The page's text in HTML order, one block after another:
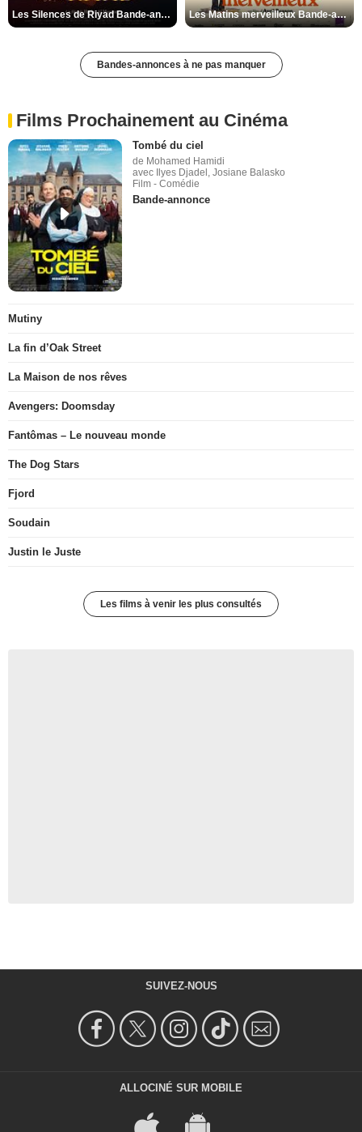
Les Silences de Riyad Bande-annonce VO STFR Les Matins merveilleux Bande-annonce VF
Bandes-annonces à ne pas manquer
Films Prochainement au Cinéma
Tombé du ciel
de Mohamed Hamidi
avec Ilyes Djadel, Josiane Balasko
Film - Comédie
Bande-annonce
Mutiny
La fin d’Oak Street
La Maison de nos rêves
Avengers: Doomsday
Fantômas – Le nouveau monde
The Dog Stars
Fjord
Soudain
Justin le Juste
Les films à venir les plus consultés
SUIVEZ-NOUS
ALLOCINÉ SUR MOBILE